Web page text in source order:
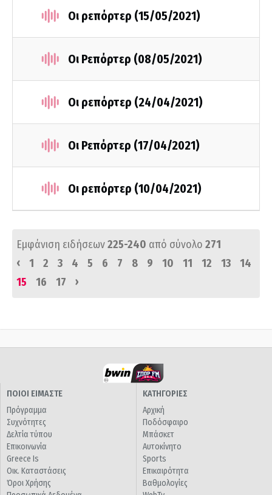
Οι ρεπόρτερ (15/05/2021)
Οι Ρεπόρτερ (08/05/2021)
Οι ρεπόρτερ (24/04/2021)
Οι Ρεπόρτερ (17/04/2021)
Οι ρεπόρτερ (10/04/2021)
Εμφάνιση ειδήσεων225-240 από σύνολο 271
‹
1 2 3 4 5 6 7 8 9 10 11 12 13
14
15
16 17 ›
ΠΟΙΟΙ ΕΙΜΑΣΤΕ
Πρόγραμμα
Συχνότητες
Δελτία τύπου
Επικοινωνία
Greece Is
Οικ. Καταστάσεις
Όροι Χρήσης
ΚΑΤΗΓΟΡΙΕΣ
Αρχική
Ποδόσφαιρο
Μπάσκετ
Αυτοκίνητο
Sports
Επικαιρότητα
Βαθμολογίες